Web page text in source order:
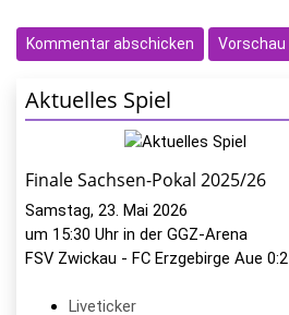
Aktuelles Spiel
Finale Sachsen-Pokal 2025/26
Samstag, 23. Mai 2026
um 15:30 Uhr in der GGZ-Arena
FSV Zwickau - FC Erzgebirge Aue 0:2
Liveticker